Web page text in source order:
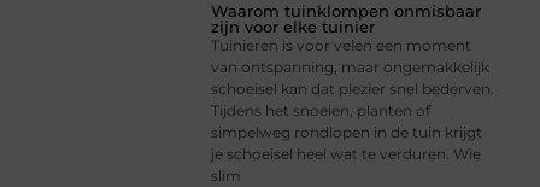
Waarom tuinklompen onmisbaar
zijn voor elke tuinier
Tuinieren is voor velen een moment
van ontspanning, maar ongemakkelijk
schoeisel kan dat plezier snel bederven.
Tijdens het snoeien, planten of
simpelweg rondlopen in de tuin krijgt
je schoeisel heel wat te verduren. Wie
slim